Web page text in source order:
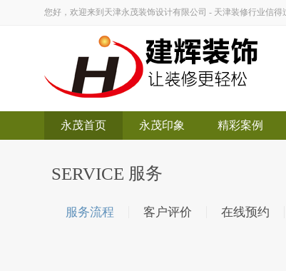
您好，欢迎来到天津永茂装饰设计有限公司 - 天津装修行业信得
永茂首页 永茂印象 精彩案例
SERVICE 服务
服务流程 客户评价 在线预约